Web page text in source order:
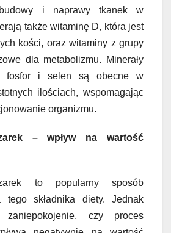
i naprawy tkanek w
także witaminę D, która jest
kości, oraz witaminy z grupy
dla metabolizmu. Minerały
fosfor i selen są obecne w
ilościach, wspomagając
organizmu.
– wpływ na wartość
to popularny sposób
tego składnika diety. Jednak
czy proces